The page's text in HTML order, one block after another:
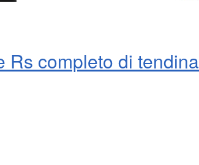
Rs completo di tendina